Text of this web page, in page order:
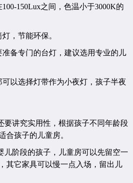
150Lux之间，色温小于3000K的
，节能环保。
备专门的台灯，建议选用专业的儿
可以选择灯带作为小夜灯，孩子半夜
要讲究实用性，根据孩子不同年龄段
合孩子的儿童房。
儿阶段的孩子，儿童房可以先留空一
其它家具可以慢一点入场，留出儿